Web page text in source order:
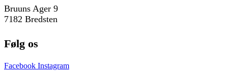
Bruuns Ager 9
7182 Bredsten
Følg os
Facebook Instagram